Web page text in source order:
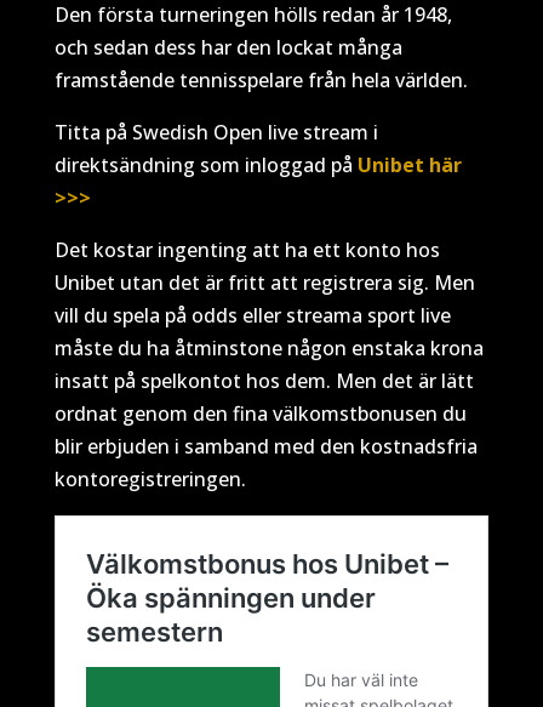
Den första turneringen hölls redan år 1948,
och sedan dess har den lockat många
framstående tennisspelare från hela världen.
Titta på Swedish Open live stream i
direktsändning som inloggad på Unibet här
>>>
Det kostar ingenting att ha ett konto hos
Unibet utan det är fritt att registrera sig. Men
vill du spela på odds eller streama sport live
måste du ha åtminstone någon enstaka krona
insatt på spelkontot hos dem. Men det är lätt
ordnat genom den fina välkomstbonusen du
blir erbjuden i samband med den kostnadsfria
kontoregistreringen.